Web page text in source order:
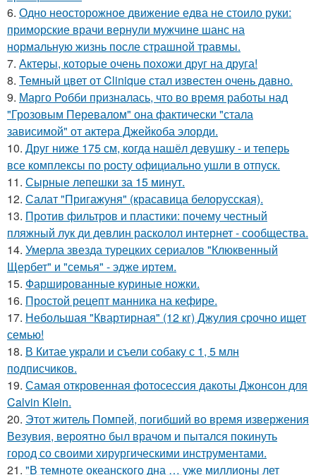
6. Одно неосторожное движение едва не стоило руки:
приморские врачи вернули мужчине шанс на
нормальную жизнь после страшной травмы.
7. Актеры, которые очень похожи друг на друга!
8. Темный цвет от Clinique стал известен очень давно.
9. Марго Робби призналась, что во время работы над
"Грозовым Перевалом" она фактически "стала
зависимой" от актера Джейкоба элорди.
10. Друг ниже 175 см, когда нашёл девушку - и теперь
все комплексы по росту официально ушли в отпуск.
11. Сырные лепешки за 15 минут.
12. Салат "Пригажуня" (красавица белорусская).
13. Против фильтров и пластики: почему честный
пляжный лук ди девлин расколол интернет - сообщества.
14. Умерла звезда турецких сериалов "Клюквенный
Щербет" и "семья" - эдже иртем.
15. Фаршированные куриные ножки.
16. Простой рецепт манника на кефире.
17. Небольшая "Квартирная" (12 кг) Джулия срочно ищет
семью!
18. В Китае украли и съели собаку с 1, 5 млн
подписчиков.
19. Самая откровенная фотосессия дакоты Джонсон для
Calvin Klein.
20. Этот житель Помпей, погибший во время извержения
Везувия, вероятно был врачом и пытался покинуть
город со своими хирургическими инструментами.
21. "В темноте океанского дна … уже миллионы лет